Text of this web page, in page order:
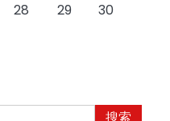
28 29
30